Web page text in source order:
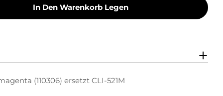
Ink Tintenpatrone Magenta (110306) Ersetzt
Green Ink Tintenpatrone Magenta (110306)
In Den Warenkorb Legen
(110306) ersetzt CLI-521M